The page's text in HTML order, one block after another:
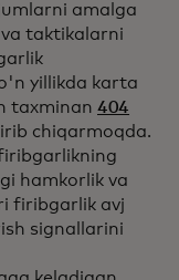
amalga
taktikalarni
yillikda karta
taxminan 404
chiqarmoqda.
hamkorlik va
firibgarlik avj
signallarini